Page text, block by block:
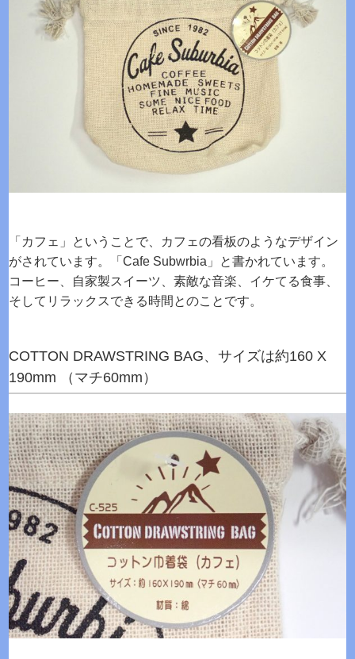
「カフェ」ということで、カフェの看板のようなデザイン
がされています。「Cafe Subwrbia」と書かれています。
コーヒー、自家製スイーツ、素敵な音楽、イケてる食事、
そしてリラックスできる時間とのことです。
COTTON DRAWSTRING BAG、サイズは約160 X
190mm （マチ60mm）